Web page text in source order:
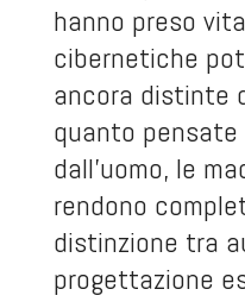
hanno preso
cibernetiche
ancora distinte
quanto
dall’uomo, le
rendono
distinzione tra
progettazione